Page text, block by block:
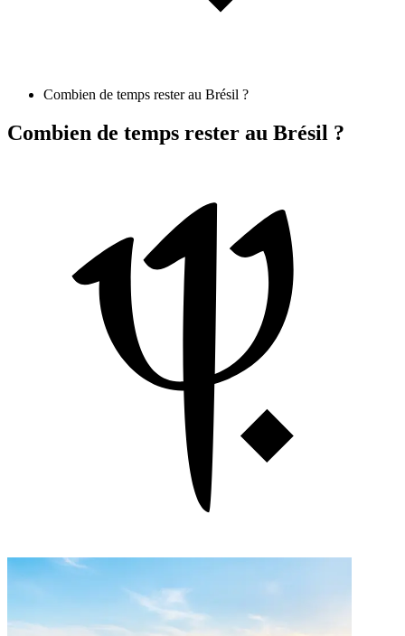
Combien de temps rester au Brésil ?
Combien de temps rester au Brésil ?